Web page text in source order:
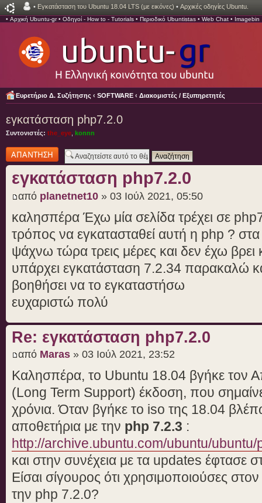
• Εγκατάσταση του Ubuntu 18.04 LTS (με εικόνες) • Αρχικές οδηγίες Ubuntu.
• Αρχική Ubuntu-gr• Οδηγοί - How to - Tutorials • Περιοδικό Ubuntistas • Web Chat • Imagebin
Ευρετήριο Δ. Συζήτησης ‹ SOFTWARE ‹ Διακομιστές / Εξυπηρετητές
εγκατάσταση php7.2.0
Συντονιστές: the_eye konnn
Δημιουργία
απάντησης
εγκατάσταση php7.2.0
από planetnet10 » 03 Ιούλ 2021, 05:50
καλησπέρα Έχω μία σελίδα τρέχει σε
τρόπος να εγκατασταθεί αυτή η php ?
ψάχνω τώρα τρεις μέρες και δεν έχω βρει
υπάρχει εγκατάσταση 7.2.34 παρακαλώ
βοηθήσει να το εγκαταστήσω
ευχαριστώ πολύ
Re: εγκατάσταση php7.2.0
από Maras » 03 Ιούλ 2021, 23:52
Καλησπέρα, τo Ubuntu 18.04 βγήκε τον
(Long Term Support) έκδοση, που
χρόνια. Όταν βγήκε το iso της 18.04
αποθετήρια με την php 7.2.3 :
http://archive.ubuntu.com/ubuntu/
και στην συνέχεια με τα updates έφτασε
Είσαι σίγουρος ότι χρησιμοποιούσες
την php 7.2.0?